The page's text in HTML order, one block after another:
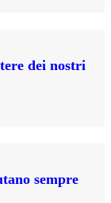
dei nostri
sempre